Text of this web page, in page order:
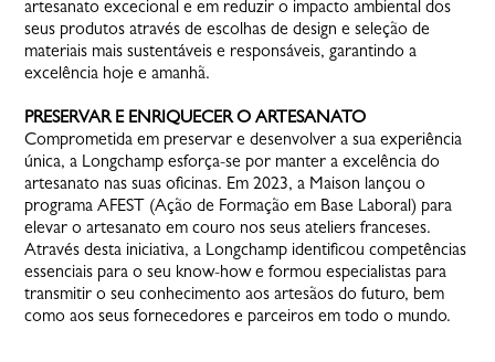
artesanato excecional e em reduzir o impacto ambiental dos
seus produtos através de escolhas de design e seleção de
materiais mais sustentáveis e responsáveis, garantindo a
excelência hoje e amanhã.
PRESERVAR E ENRIQUECER O ARTESANATO
Comprometida em preservar e desenvolver a sua experiência
única, a Longchamp esforça-se por manter a excelência do
artesanato nas suas oficinas. Em 2023, a Maison lançou o
programa AFEST (Ação de Formação em Base Laboral) para
elevar o artesanato em couro nos seus ateliers franceses.
Através desta iniciativa, a Longchamp identificou competências
essenciais para o seu know-how e formou especialistas para
transmitir o seu conhecimento aos artesãos do futuro, bem
como aos seus fornecedores e parceiros em todo o mundo.